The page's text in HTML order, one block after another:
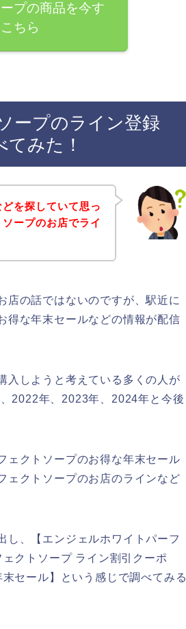
プの商品を今す
ちら
ープのライン登録
みた！
を探していて思っ
ープのお店でライ
店の話ではないのですが、駅近に
得な年末セールなどの情報が配信
入しようと考えている多くの人が
2022年、2023年、2024年と今後
ェクトソープのお得な年末セール
ェクトソープのお店のラインなど
し、【エンジェルホワイトパーフ
クトソープ ライン割引クーポ
セール】という感じで調べてみる